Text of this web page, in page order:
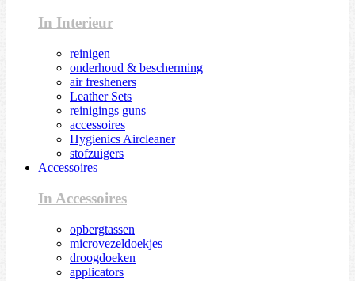
In Interieur
reinigen
onderhoud & bescherming
air fresheners
Leather Sets
reinigings guns
accessoires
Hygienics Aircleaner
stofzuigers
Accessoires
In Accessoires
opbergtassen
microvezeldoekjes
droogdoeken
applicators